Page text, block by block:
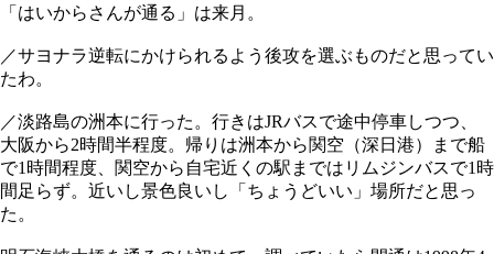
「はいからさんが通る」は来月。
／サヨナラ逆転にかけられるよう後攻を選ぶものだと思ってい
たわ。
／淡路島の洲本に行った。行きはJRバスで途中停車しつつ、
大阪から2時間半程度。帰りは洲本から関空（深日港）まで船
で1時間程度、関空から自宅近くの駅まではリムジンバスで1時
間足らず。近いし景色良いし「ちょうどいい」場所だと思っ
た。